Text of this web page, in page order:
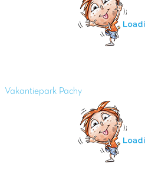
Vakantiepark Pachy